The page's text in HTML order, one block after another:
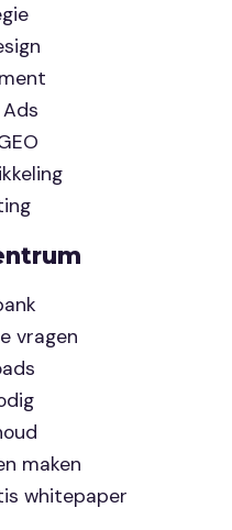
vragen
maken
whitepaper